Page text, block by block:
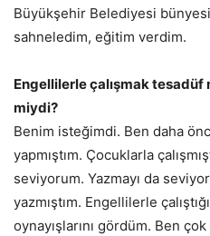
Büyükşehir Belediyesi
sahneledim, eğitim verdim.
Engellilerle çalışmak
miydi?
Benim isteğimdi. Ben daha
yapmıştım. Çocuklarla
seviyorum. Yazmayı da
yazmıştım. Engellilerle
oynayışlarını gördüm. Ben